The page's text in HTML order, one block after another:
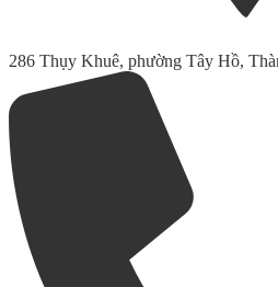
286 Thụy Khuê, phường Tây Hồ,